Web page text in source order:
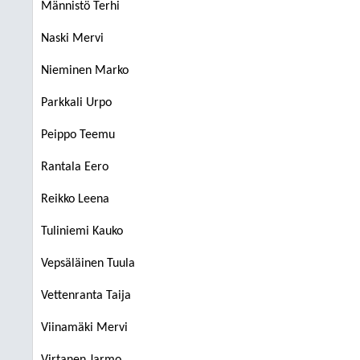
Männistö Terhi
Naski Mervi
Nieminen Marko
Parkkali Urpo
Peippo Teemu
Rantala Eero
Reikko Leena
Tuliniemi Kauko
Vepsäläinen Tuula
Vettenranta Taija
Viinamäki Mervi